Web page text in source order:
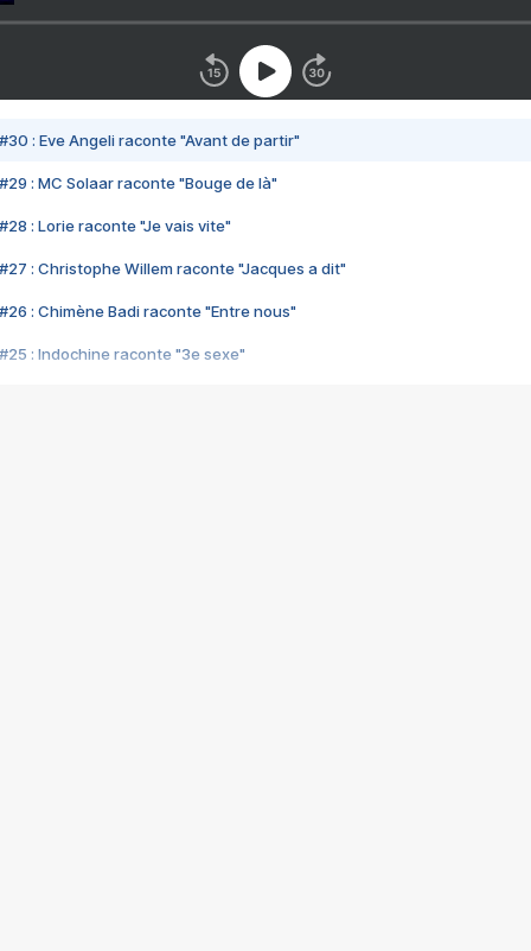
#30 : Eve Angeli raconte "Avant de partir"
#29 : MC Solaar raconte "Bouge de là"
#28 : Lorie raconte "Je vais vite"
#27 : Christophe Willem raconte "Jacques a dit"
#26 : Chimène Badi raconte "Entre nous"
#25 : Indochine raconte "3e sexe"